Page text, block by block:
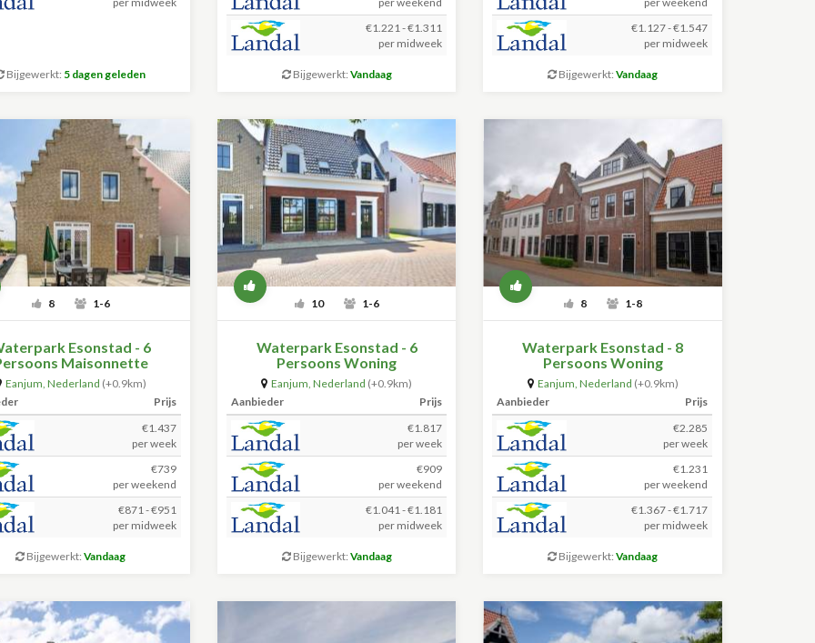
Bijgewerkt: 5 dagen geleden
€1.221 - €1.311
per midweek
Bijgewerkt: Vandaag
€1.127 - €1.547
per midweek
Bijgewerkt:Vandaag
8 1-6
Esonstad - 6
Maisonnette
Eanjum, Nederland (+0.9km)
Prijs
€1.437
per week
€739
per weekend
€871 - €951
per midweek
Bijgewerkt:Vandaag
10 1-6
Waterpark Esonstad - 6
Persoons Woning
Eanjum,Nederland (+0.9km)
Aanbieder
Prijs
€1.817
per week
€909
per weekend
€1.041 - €1.181
per midweek
Bijgewerkt: Vandaag
8 1-8
Waterpark Esonstad - 8
Persoons Woning
Eanjum, Nederland (+0.9km)
Aanbieder
Prijs
€2.285
per week
€1.231
per weekend
€1.367 - €1.717
per midweek
Bijgewerkt:Vandaag